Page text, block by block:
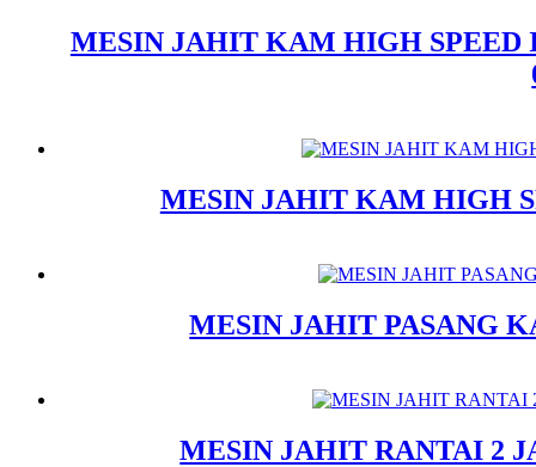
MESIN JAHIT KAM HIGH SPEED
MESIN JAHIT KAM HIGH
MESIN JAHIT PASANG
MESIN JAHIT RANTAI 2